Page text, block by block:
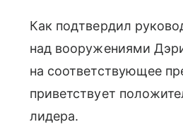
Как подтвердил
над вооружениями
на соответствующее
приветствует
лидера.